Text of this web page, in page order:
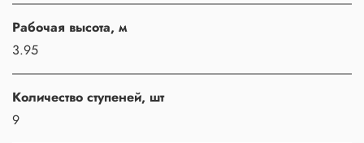
Рабочая высота, м
3.95
Количество ступеней, шт
9